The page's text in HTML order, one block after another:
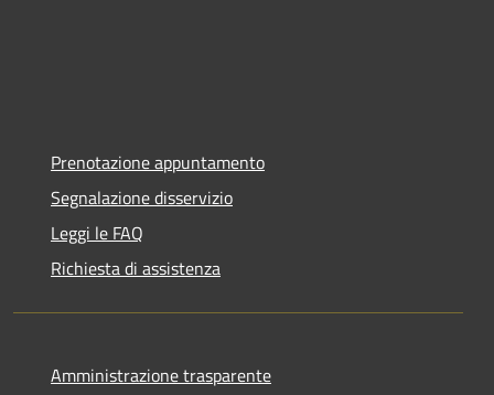
Prenotazione appuntamento
Segnalazione disservizio
Leggi le FAQ
Richiesta di assistenza
Amministrazione trasparente